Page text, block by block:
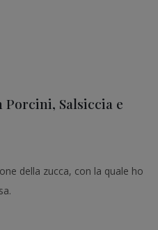
Porcini, Salsiccia e
della zucca, con la quale ho